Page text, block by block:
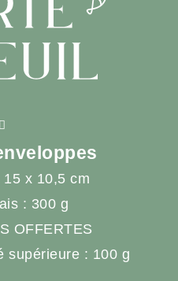
x 10,5 cm
: 300 g
OFFERTES
supérieure : 100 g